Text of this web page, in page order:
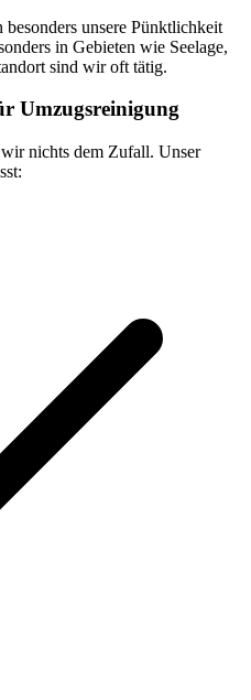
unsere Pünktlichkeit
in Gebieten wie Seelage,
sind wir oft tätig.
Umzugsreinigung
nichts dem Zufall. Unser